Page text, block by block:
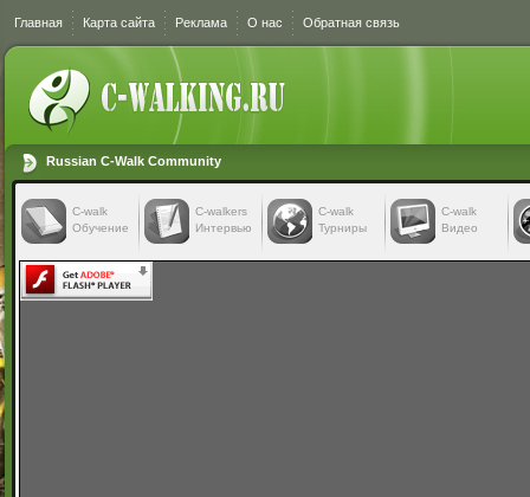
Главная Карта сайта Реклама О нас Обратная связь
Russian C-Walk Community
C-walk
Обучение
C-walkers
Интервью
С-walk
Турниры
С-walk
Видео